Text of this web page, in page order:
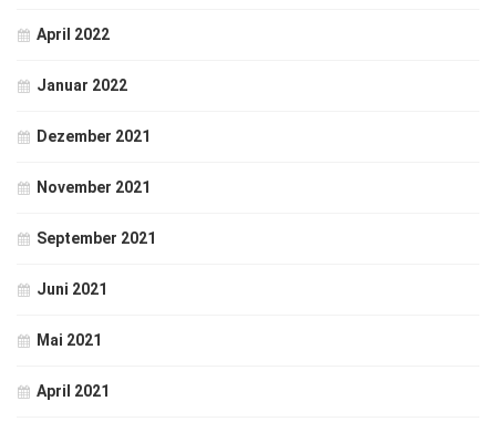
April 2022
Januar 2022
Dezember 2021
November 2021
September 2021
Juni 2021
Mai 2021
April 2021